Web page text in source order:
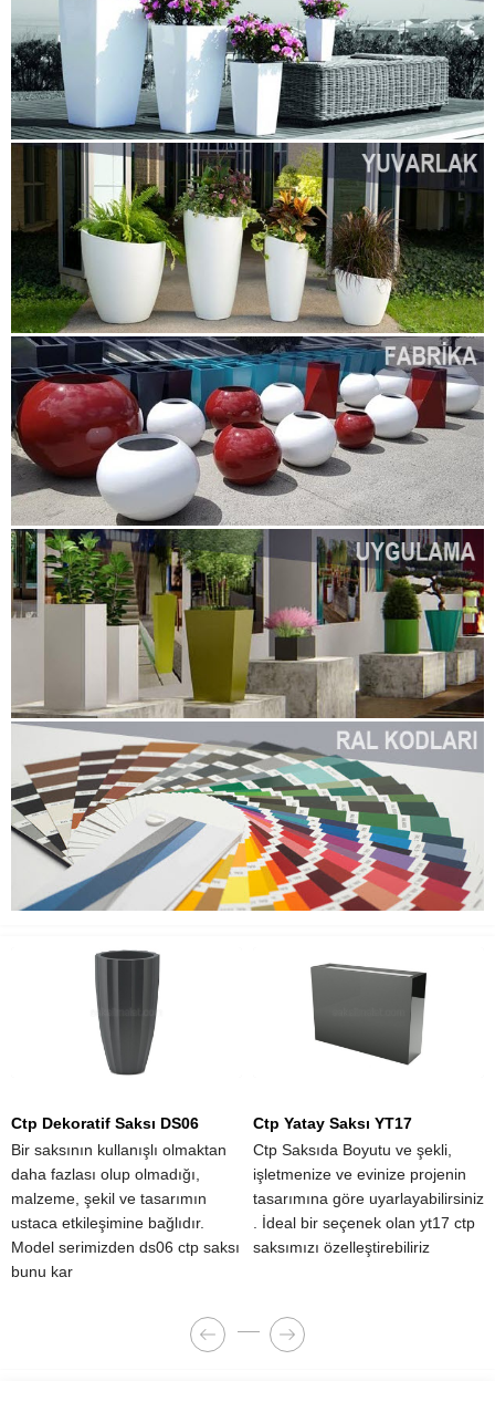
Ctp Dekoratif Saksı DS06
Bir saksının kullanışlı olmaktan
daha fazlası olup olmadığı,
malzeme, şekil ve tasarımın
ustaca etkileşimine bağlıdır.
Model serimizden ds06 ctp saksı
bunu kar
Ctp Yatay Saksı YT17
Ctp Saksıda Boyutu ve şekli,
işletmenize ve evinize projenin
tasarımına göre uyarlayabilirsiniz
. İdeal bir seçenek olan yt17 ctp
saksımızı özelleştirebiliriz